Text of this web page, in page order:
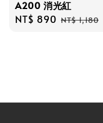
A200 消光紅
Sale
NT$ 890 Regular
NT$ 1,180